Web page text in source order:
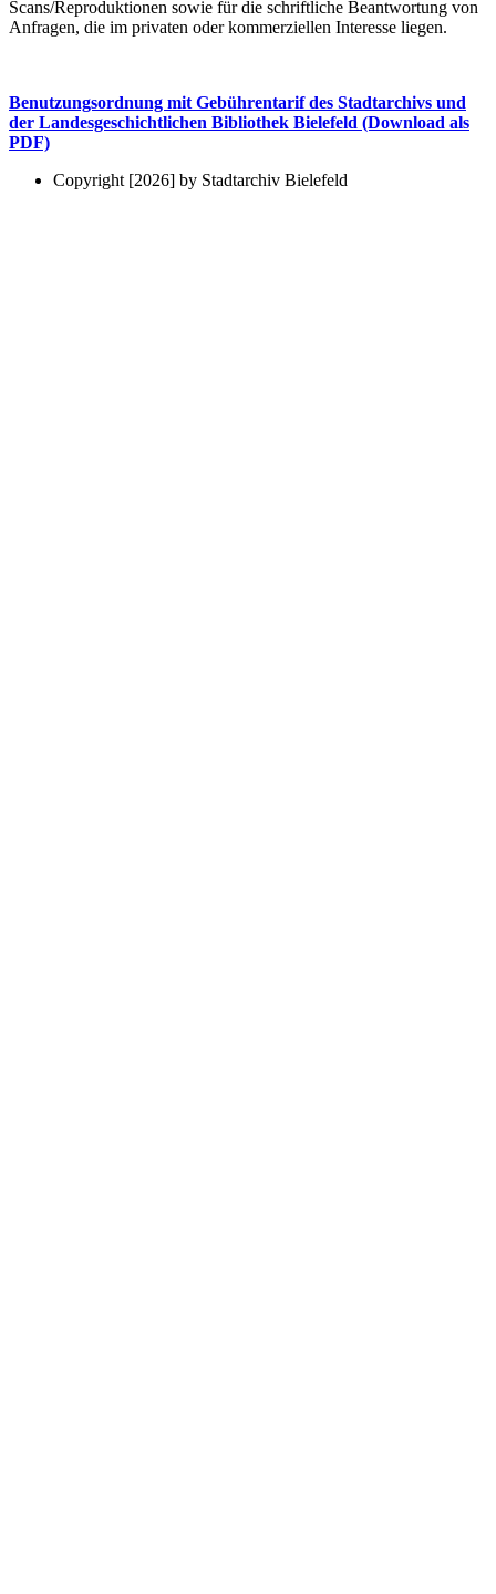
Scans/Reproduktionen sowie für die schriftliche Beantwortung von
Anfragen, die im privaten oder kommerziellen Interesse liegen.
Benutzungsordnung mit Gebührentarif des Stadtarchivs und
der Landesgeschichtlichen Bibliothek Bielefeld (Download als
PDF)
Copyright [2026] by Stadtarchiv Bielefeld